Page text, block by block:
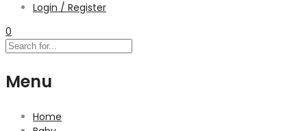
Login / Register
0
Menu
Home